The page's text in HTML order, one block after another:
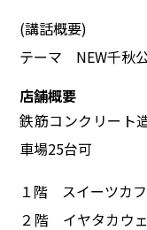
(講話概要)
テーマ NEW千秋
店舗概要
鉄筋コンクリート
車場25台可
１階 スイーツカフ
２階 イヤタカウ